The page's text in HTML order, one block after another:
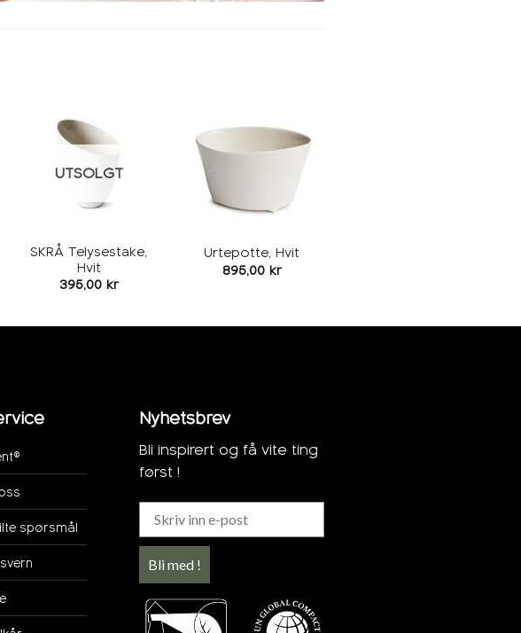
UTSOLGT
SKRÅ Telysestake,
Hvit
395,00 kr
ønskeliste
Urtepotte, Hvit
895,00 kr
spørsmål
Nyhetsbrev
Bli inspirert og få vite ting
først !
Bli med !